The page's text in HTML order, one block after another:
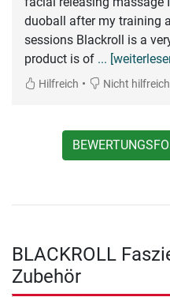
duoball after my training
sessions Blackroll is a
product is of ...
Hilfreich • Nicht hilfreich
BLACKROLL
Zubehör